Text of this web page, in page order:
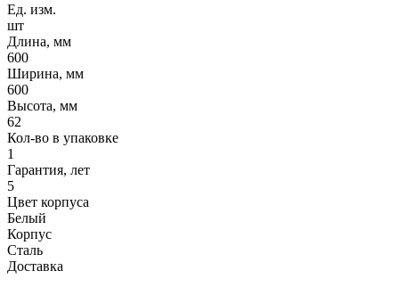
Ед. изм.
шт
Длина, мм
600
Ширина, мм
600
Высота, мм
62
Кол-во в упаковке
1
Гарантия, лет
5
Цвет корпуса
Белый
Корпус
Сталь
Доставка